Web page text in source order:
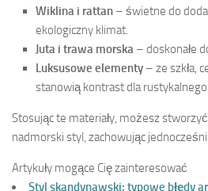
Wiklina i rattan – świetne do
ekologiczny klimat.
Juta i trawa morska – doskonałe
Luksusowe elementy – ze szkła,
stanowią kontrast dla rustykalnego
Stosując te materiały, możesz
nadmorski styl, zachowując
Artykuły mogące Cię zainteresować
Styl skandynawski: typowe błędy